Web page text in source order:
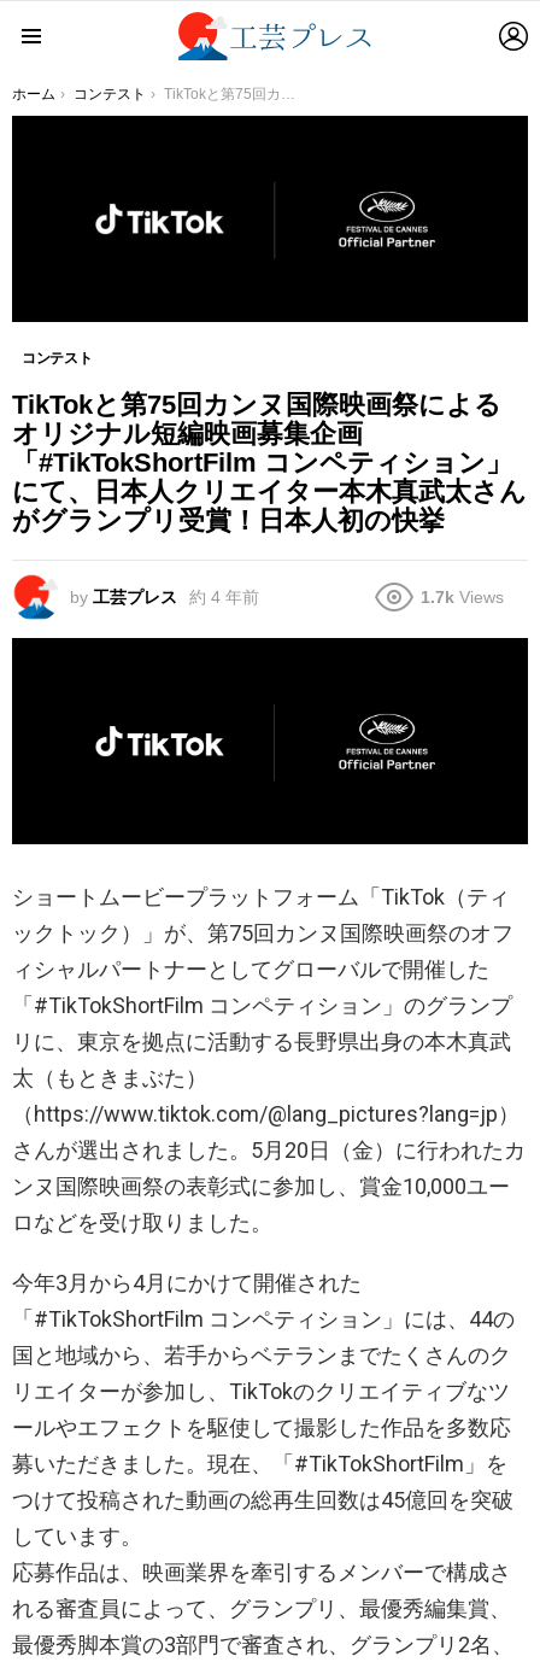
You are here:
ホーム コンテスト TikTokと第75回カンヌ国際映画祭によるオリジナル短編映画募集企画「#TikTokShortFilm コンペティション」にて、日本人クリエイター本木真武太さんがグランプリ受賞！日本人初の快挙
コンテスト
TikTokと第75回カンヌ国際映画祭による
オリジナル短編映画募集企画
「#TikTokShortFilm コンペティション」
にて、日本人クリエイター本木真武太さん
がグランプリ受賞！日本人初の快挙
by 工芸プレス 約 4 年前 1.7k Views
ショートムービープラットフォーム「TikTok（ティ
ックトック）」が、第75回カンヌ国際映画祭のオフ
ィシャルパートナーとしてグローバルで開催した
「#TikTokShortFilm コンペティション」のグランプ
リに、東京を拠点に活動する長野県出身の本木真武
太（もときまぶた）
（https://www.tiktok.com/@lang_pictures?lang=jp）
さんが選出されました。5月20日（金）に行われたカ
ンヌ国際映画祭の表彰式に参加し、賞金10,000ユー
ロなどを受け取りました。
今年3月から4月にかけて開催された
「#TikTokShortFilm コンペティション」には、44の
国と地域から、若手からベテランまでたくさんのク
リエイターが参加し、TikTokのクリエイティブなツ
ールやエフェクトを駆使して撮影した作品を多数応
募いただきました。現在、「#TikTokShortFilm」を
つけて投稿された動画の総再生回数は45億回を突破
しています。
応募作品は、映画業界を牽引するメンバーで構成さ
れる審査員によって、グランプリ、最優秀編集賞、
最優秀脚本賞の3部門で審査され、グランプリ2名、